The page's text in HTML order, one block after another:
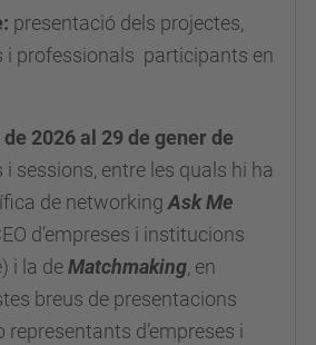
presentació dels projectes,
i professionals participants en
2026 al 29 de gener de
i sessions, entre les quals hi ha
de networkingAsk Me
d’empreses i institucions
i la deMatchmaking, en
breus de presentacions
representants d’empreses i